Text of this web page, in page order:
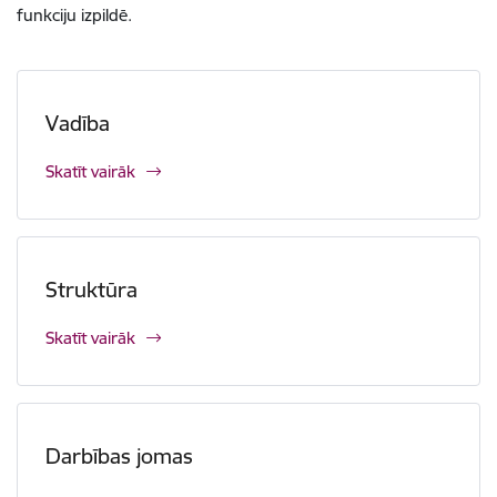
funkciju izpildē.
Vadība
Skatīt vairāk
Struktūra
Skatīt vairāk
Darbības jomas